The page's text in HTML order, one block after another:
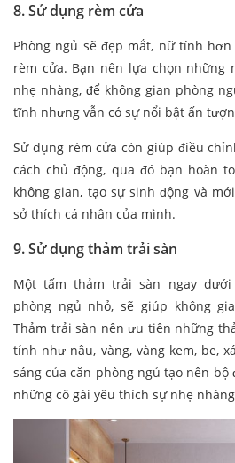
8. Sử dụng rèm cửa
Phòng ngủ sẽ đẹp mắt, nữ tính
rèm cửa. Bạn nên lựa chọn những
nhẹ nhàng, để không gian phòng
tĩnh nhưng vẫn có sự nổi bật ấn
Sử dụng rèm cửa còn giúp điều
cách chủ động, qua đó bạn hoàn
không gian, tạo sự sinh động và
sở thích cá nhân của mình.
9. Sử dụng thảm trải sàn
Một tấm thảm trải sàn ngay
phòng ngủ nhỏ, sẽ giúp không
Thảm trải sàn nên ưu tiên những
tính như nâu, vàng, vàng kem, be,
sáng của căn phòng ngủ tạo nên
những cô gái yêu thích sự nhẹ